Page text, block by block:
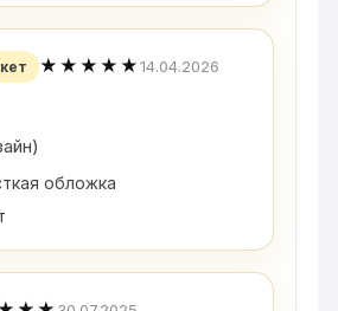
★★★★★14.04.2026
обложка